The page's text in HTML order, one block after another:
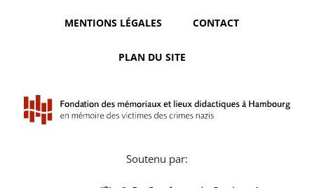
MENTIONS LÉGALES CONTACT
PLAN DU SITE
Soutenu par: